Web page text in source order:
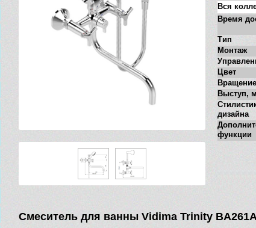
Вся
Время
Тип
Монтаж
Цвет
Выступ,
дизайна
функции
Смеситель для ванны Vidima Trinity